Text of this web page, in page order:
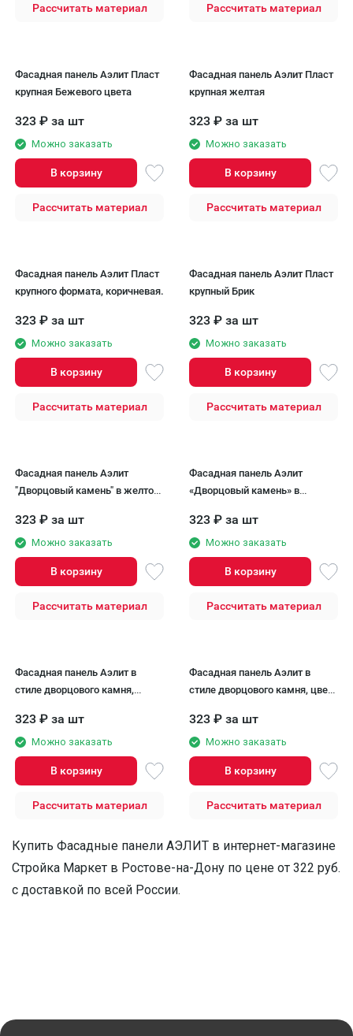
Рассчитать материал Рассчитать материал
Фасадная панель Аэлит Пласт
крупная Бежевого цвета
323 ₽ за шт
Можно заказать
В корзину
Рассчитать материал
Фасадная панель Аэлит Пласт
крупная желтая
323 ₽ за шт
Можно заказать
В корзину
Рассчитать материал
Фасадная панель Аэлит Пласт
крупного формата, коричневая.
323 ₽ за шт
Можно заказать
В корзину
Рассчитать материал
Фасадная панель Аэлит Пласт
крупный Брик
323 ₽ за шт
Можно заказать
В корзину
Рассчитать материал
Фасадная панель Аэлит
"Дворцовый камень" в желтом
323 ₽ за шт
Можно заказать
В корзину
Рассчитать материал
Фасадная панель Аэлит
«Дворцовый камень» в
323 ₽ за шт
Можно заказать
В корзину
Рассчитать материал
Фасадная панель Аэлит в
стиле дворцового камня,
323 ₽ за шт
Можно заказать
В корзину
Рассчитать материал
Фасадная панель Аэлит в
стиле дворцового камня, цвет
323 ₽ за шт
Можно заказать
В корзину
Рассчитать материал
Купить Фасадные панели АЭЛИТ в интернет-магазине
Стройка Маркет в Ростове-на-Дону по цене от 322 руб.
с доставкой по всей России.